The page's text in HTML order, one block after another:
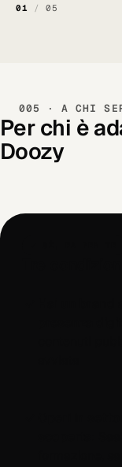
01 / 05
005 · A CHI
Per chi è
Doozy